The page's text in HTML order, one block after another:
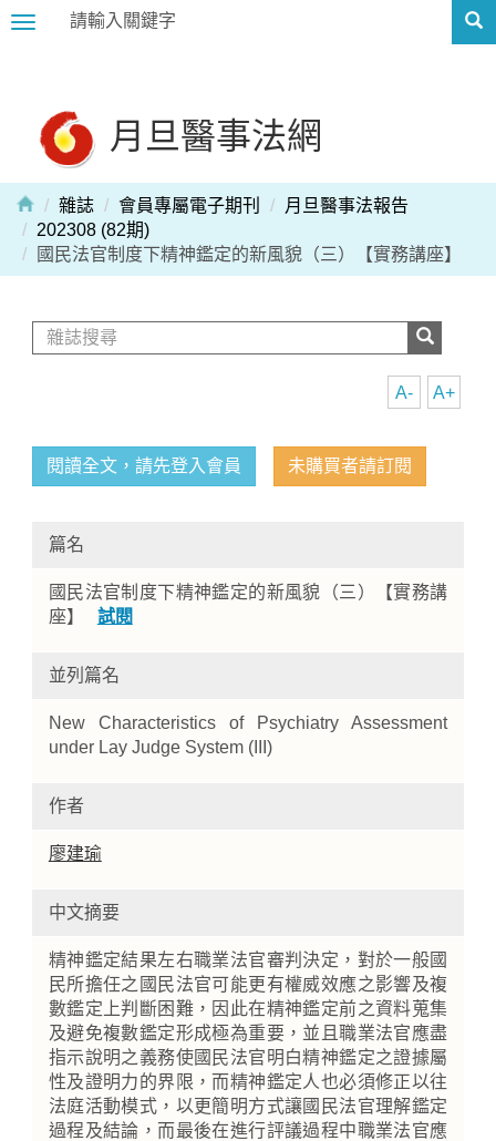
Toggle
月旦醫事法網
Home
雜誌 會員專屬電子期刊
月旦醫事法報告
202308 (82期)
國民法官制度下精神鑑定的新風貌（三）【實務講座】
A+
A-
閱讀全文，請先登入會員 未購買者請訂閱
篇名
國民法官制度下精神鑑定的新風貌（三）【實務講
座】 試閱
並列篇名
New Characteristics of Psychiatry Assessment
under Lay Judge System (III)
作者
廖建瑜
中文摘要
精神鑑定結果左右職業法官審判決定，對於一般國
民所擔任之國民法官可能更有權威效應之影響及複
數鑑定上判斷困難，因此在精神鑑定前之資料蒐集
及避免複數鑑定形成極為重要，並且職業法官應盡
指示說明之義務使國民法官明白精神鑑定之證據屬
性及證明力的界限，而精神鑑定人也必須修正以往
法庭活動模式，以更簡明方式讓國民法官理解鑑定
過程及結論，而最後在進行評議過程中職業法官應